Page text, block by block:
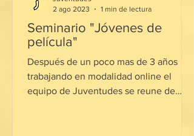
Seminario "Jóvenes de
película"
Después de un poco mas de 3 años
trabajando en modalidad online el
equipo de Juventudes se reune de
2 ago 2023
1 min de lectura